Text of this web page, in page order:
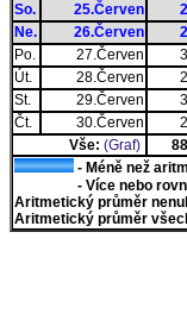
So.
25.Červen
Ne.
26.Červen
Po.
27.Červen
Út.
28.Červen
St.
29.Červen
Čt.
30.Červen
Vše: (Graf)
- Méně než
- Více nebo
Aritmetický průměr
Aritmetický průměr